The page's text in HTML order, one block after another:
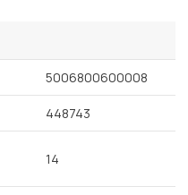
5006800600008
448743
14